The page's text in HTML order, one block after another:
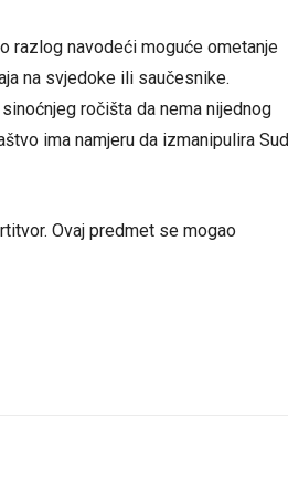
razlog navodeći moguće ometanje
na svjedoke ili saučesnike.
ročišta da nema nijednog
ima namjeru da izmanipulira Sud
Ovaj predmet se mogao